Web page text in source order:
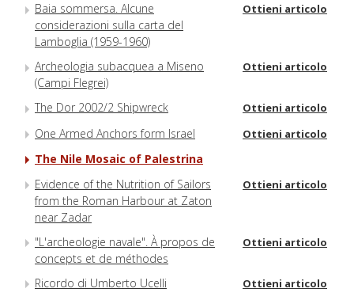
Baia sommersa. Alcune
considerazioni sulla carta del
Lamboglia (1959-1960)
Ottieni articolo
Archeologia subacquea a Miseno
(Campi Flegrei)
Ottieni articolo
The Dor 2002/2 Shipwreck Ottieni articolo
One Armed Anchors form Israel Ottieni articolo
The Nile Mosaic of Palestrina
Evidence of the Nutrition of Sailors
from the Roman Harbour at Zaton
near Zadar
Ottieni articolo
"L'archeologie navale". À propos de
concepts et de méthodes
Ottieni articolo
Ricordo di Umberto Ucelli Ottieni articolo